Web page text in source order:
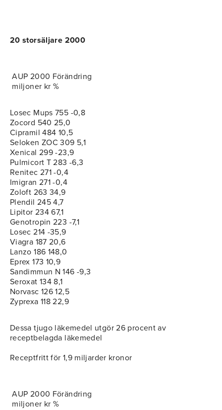
20 storsäljare 2000
AUP 2000 Förändring
miljoner kr %
Losec Mups 755 -0,8
Zocord 540 25,0
Cipramil 484 10,5
Seloken ZOC 309 5,1
Xenical 299 -23,9
Pulmicort T 283 -6,3
Renitec 271 -0,4
Imigran 271 -0,4
Zoloft 263 34,9
Plendil 245 4,7
Lipitor 234 67,1
Genotropin 223 -7,1
Losec 214 -35,9
Viagra 187 20,6
Lanzo 186 148,0
Eprex 173 10,9
Sandimmun N 146 -9,3
Seroxat 134 8,1
Norvasc 126 12,5
Zyprexa 118 22,9
Dessa tjugo läkemedel utgör 26 procent av
receptbelagda läkemedel
Receptfritt för 1,9 miljarder kronor
AUP 2000 Förändring
miljoner kr %